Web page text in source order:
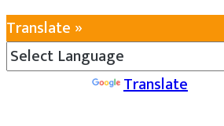
Translate »
Translate